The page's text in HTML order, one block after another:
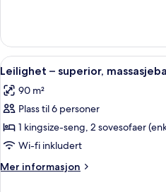
–
executive,
kjøkken
Åpne
alle
bildene
av
Leilighet
–
superior,
massasjebadekar
7
Leilighet – superior,
90 m²
Plass til 6 personer
1 kingsize-seng, 2 sovesofaer
Wi-fi inkludert
Mer informasjon
Mer